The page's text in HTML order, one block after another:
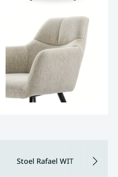
Stoel Rafael WIT